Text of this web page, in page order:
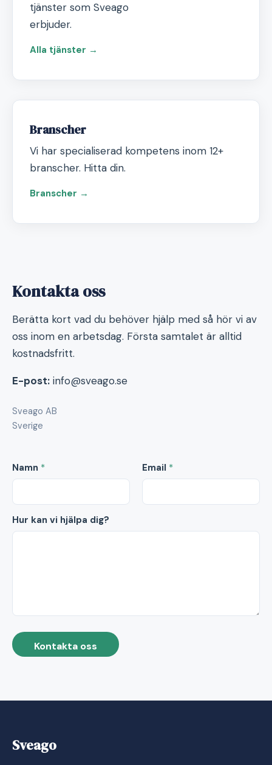
tjänster som Sveago
erbjuder.
Alla tjänster →
Branscher
Vi har specialiserad kompetens inom 12+
branscher. Hitta din.
Branscher →
Kontakta oss
Berätta kort vad du behöver hjälp med så hör vi av
oss inom en arbetsdag. Första samtalet är alltid
kostnadsfritt.
E-post: info@sveago.se
Sveago AB
Sverige
Namn * Email *
Hur kan vi hjälpa dig?
Kontakta oss
Sveago